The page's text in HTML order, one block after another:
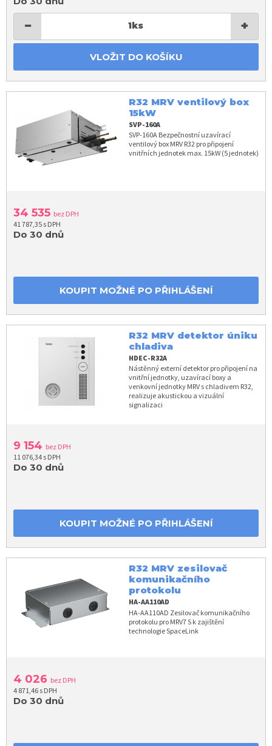
− 1ks +
VLOŽIT DO KOŠÍKU
R32 MRV ventilový box
15kW
SVP-160A
SVP-160A Bezpečnostní uzavírací
ventilový box MRV R32 pro připojení
vnitřních jednotek max. 15kW (5 jednotek)
34 535 bez DPH
41 787,35 s DPH
Do 30 dnů
KOUPIT MOŽNÉ PO PŘIHLÁŠENÍ
R32 MRV detektor úniku
chladiva
HDEC-R32A
Nástěnný externí detektor pro připojení na
vnitřní jednotky, uzavírací boxy a
venkovní jednotky MRV s chladivem R32,
realizuje akustickou a vizuální
signalizaci
9 154 bez DPH
11 076,34 s DPH
Do 30 dnů
KOUPIT MOŽNÉ PO PŘIHLÁŠENÍ
R32 MRV zesilovač
komunikačního
protokolu
HA-AA110AD
HA-AA110AD Zesilovač komunikačního
protokolu pro MRV7 S k zajištění
technologie SpaceLink
4 026 bez DPH
4 871,46 s DPH
Do 30 dnů